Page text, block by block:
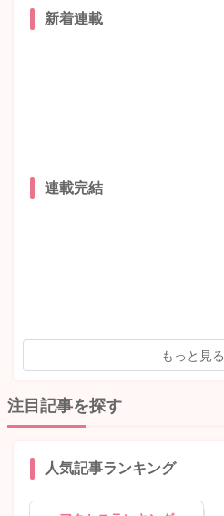
新着連載
連載完結
もっと見る
注目記事を探す
人気記事ランキング